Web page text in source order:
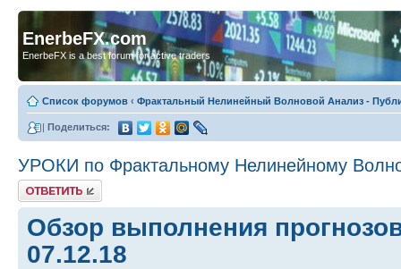
EnerbeFX.com
EnerbeFX is a best forum for active traders
Список форумов ‹ Фрактальный Нелинейный Волновой Анализ -
| Поделиться:
УРОКИ по Фрактальному Нелинейному
Ответить
Обзор выполнения
07.12.18